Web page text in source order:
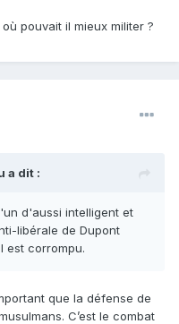
pouvait il mieux militer ?
a dit :
d'aussi intelligent et
libérale de Dupont
est corrompu.
que la défense de
C’est le combat